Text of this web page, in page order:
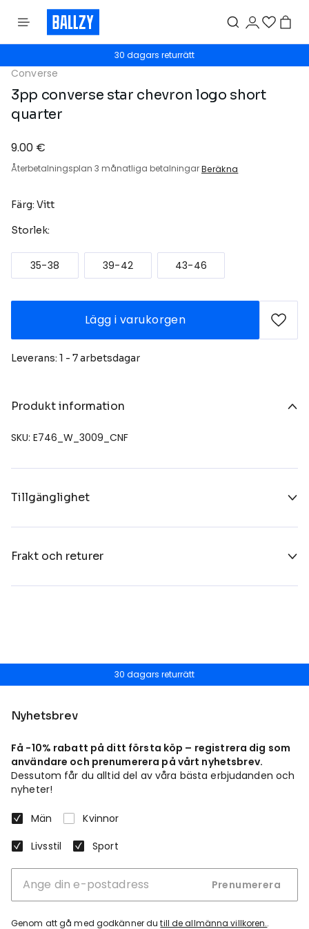
30 dagars returrätt
Converse
3pp converse star chevron logo short
quarter
9.00 €
Återbetalningsplan 3 månatliga betalningarBeräkna
Färg: Vitt
Storlek:
35-38 39-42 43-46
Lägg i varukorgen
Leverans: 1 - 7 arbetsdagar
Produkt information
SKU: E746_W_3009_CNF
Tillgänglighet
Frakt och returer
30 dagars returrätt
Nyhetsbrev
Få -10% rabatt på ditt första köp – registrera dig som
användare och prenumerera på vårt nyhetsbrev.
Dessutom får du alltid del av våra bästa erbjudanden och
nyheter!
Män
Kvinnor
Livsstil
Sport
Prenumerera
Genom att gå med godkänner dutill de allmänna villkoren..